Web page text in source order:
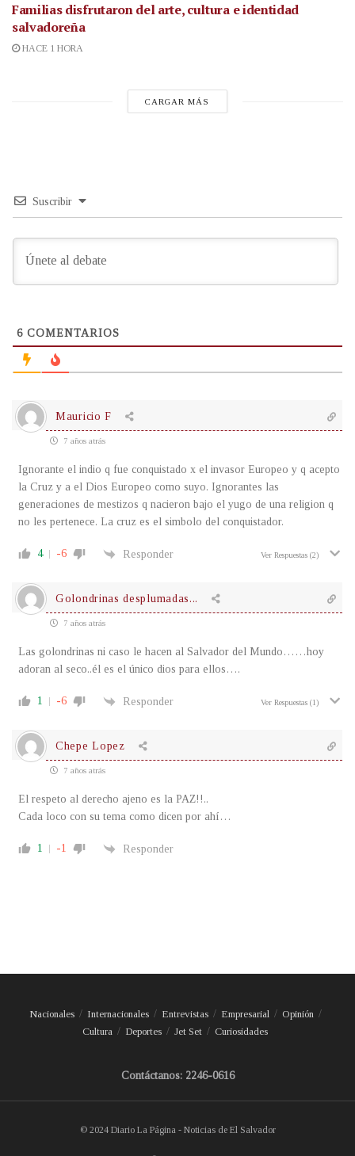
Familias disfrutaron del arte, cultura e identidad
salvadoreña
HACE 1 HORA
CARGAR MÁS
Suscribir
6 COMENTARIOS
Mauricio F
7 años atrás
Ignorante el indio q fue conquistado x el invasor Europeo y q acepto
la Cruz y a el Dios Europeo como suyo. Ignorantes las
generaciones de mestizos q nacieron bajo el yugo de una religion q
no les pertenece. La cruz es el simbolo del conquistador.
4 -6 Responder Ver Respuestas (2)
Golondrinas desplumadas...
7 años atrás
Las golondrinas ni caso le hacen al Salvador del Mundo……hoy
adoran al seco..él es el único dios para ellos….
1 -6 Responder Ver Respuestas (1)
Chepe Lopez
7 años atrás
El respeto al derecho ajeno es la PAZ!!..
Cada loco con su tema como dicen por ahí…
1 -1 Responder
Nacionales Internacionales Entrevistas Empresarial
Opinión
Cultura
Deportes Jet Set Curiosidades
Contáctanos: 2246-0616
© 2024 Diario La Página - Noticias de El Salvador